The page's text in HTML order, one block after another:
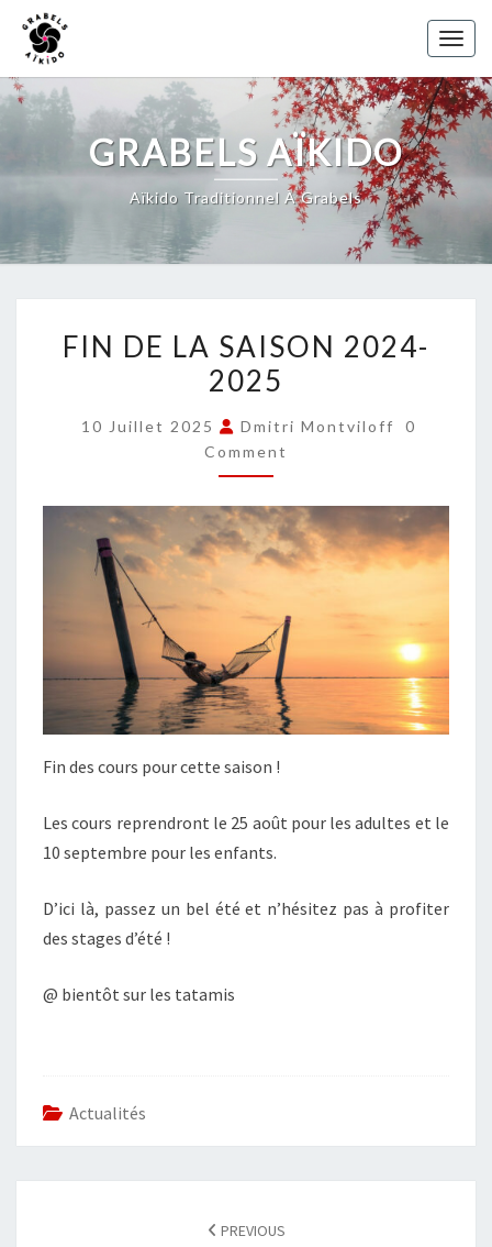
Skip
content
GRABELS AÏKIDO
Aïkido Traditionnel À Grabels
DE
LA
2025
FIN DE LA SAISON 2024-
2025
10 Juillet 2025 Dmitri Montviloff
0
Comment
Fin des cours pour cette saison !
Les cours reprendront le 25 août pour les adultes et le
10 septembre pour les enfants.
D’ici là, passez un bel été et n’hésitez pas à profiter
des stages d’été !
@ bientôt sur les tatamis
Actualités
PREVIOUS